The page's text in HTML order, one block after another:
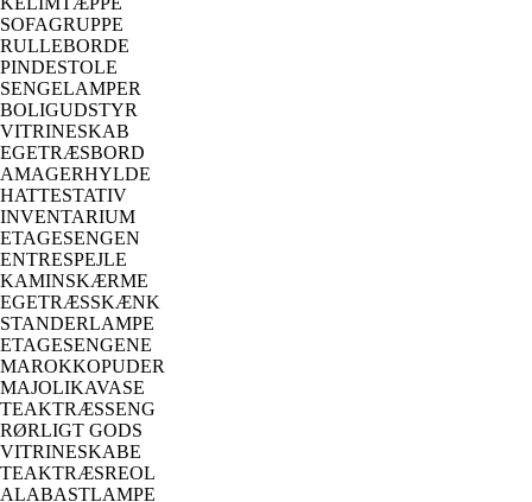
SOFAGRUPPE
RULLEBORDE
PINDESTOLE
SENGELAMPER
BOLIGUDSTYR
VITRINESKAB
EGETRÆSBORD
AMAGERHYLDE
HATTESTATIV
INVENTARIUM
ETAGESENGEN
ENTRESPEJLE
KAMINSKÆRME
EGETRÆSSKÆNK
STANDERLAMPE
ETAGESENGENE
MAROKKOPUDER
MAJOLIKAVASE
TEAKTRÆSSENG
RØRLIGT GODS
VITRINESKABE
TEAKTRÆSREOL
ALABASTLAMPE